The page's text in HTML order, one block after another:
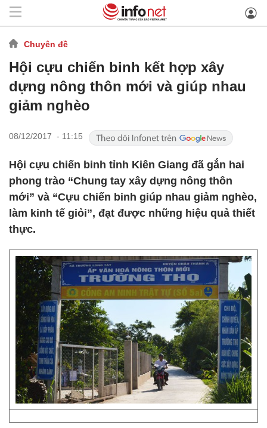
Chuyên đề
Hội cựu chiến binh kết hợp xây
dựng nông thôn mới và giúp nhau
giảm nghèo
08/12/2017 - 11:15
Hội cựu chiến binh tỉnh Kiên Giang đã gắn hai
phong trào “Chung tay xây dựng nông thôn
mới” và “Cựu chiến binh giúp nhau giảm nghèo,
làm kinh tế giỏi”, đạt được những hiệu quả thiết
thực.